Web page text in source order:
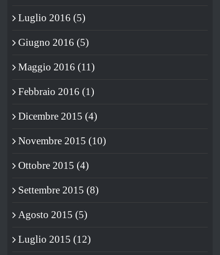
Luglio 2016 (5)
Giugno 2016 (5)
Maggio 2016 (11)
Febbraio 2016 (1)
Dicembre 2015 (4)
Novembre 2015 (10)
Ottobre 2015 (4)
Settembre 2015 (8)
Agosto 2015 (5)
Luglio 2015 (12)